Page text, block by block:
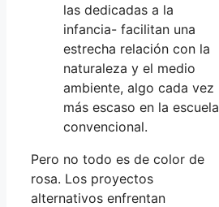
las dedicadas a la
infancia- facilitan una
estrecha relación con la
naturaleza y el medio
ambiente, algo cada vez
más escaso en la escuela
convencional.
Pero no todo es de color de
rosa. Los proyectos
alternativos enfrentan